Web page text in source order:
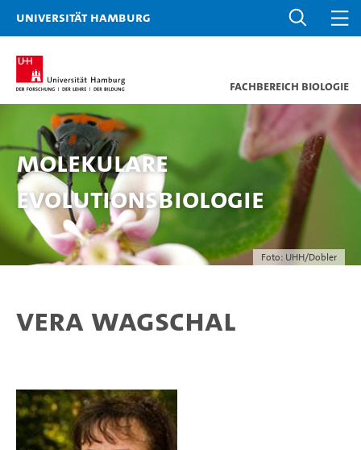
Universität Hamburg
Fachbereich Biologie
Foto: UHH/Dobler
Molekulare
Evolutionsbiologie
Vera Wagschal